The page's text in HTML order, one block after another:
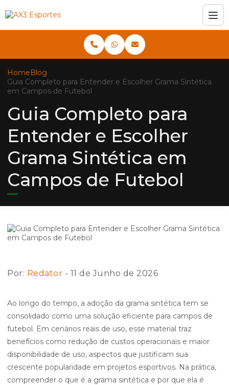
HomeBlog
Guia Completo para Entender e Escolher Grama Sintética
em Campos de Futebol
Guia Completo para
Entender e Escolher
Grama Sintética em
Campos de Futebol
Por: Redator - 11 de Junho de 2026
Ao longo do tempo, a adoção da grama sintética tem se
consolidado como uma solução eficiente para campos de
futebol. Em cenários reais de uso, esse material traz
benefícios como redução de custos operacionais e maior
disponibilidade de uso, aspectos que justificam sua
crescente popularidade em projetos esportivos. Na prática,
compreender o que é a grama sintética e por que ela é